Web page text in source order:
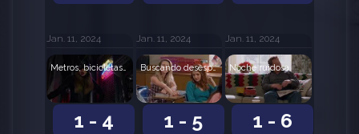
Jan. 11, 2024 Jan. 11, 2024 Jan. 11, 2024
1 - 4
Metros, bicicletas y automóviles
1 - 5
Buscando desesperadamente a Susan
1 - 6
Noche ruidosa